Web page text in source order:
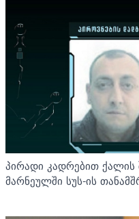
პირადი კადრებით
მარნეულში სუს-ის